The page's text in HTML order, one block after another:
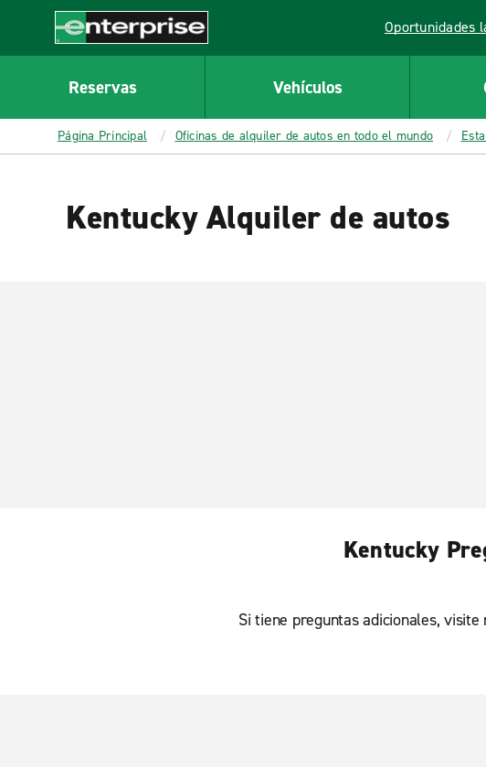
CONTENT
Enterprise
Oportunidades
Link opens in a
Reservas Vehículos
Página Principal Oficinas de alquiler de autos en todo el mundo
Kentucky Alquiler de autos
Kentucky
Si tiene preguntas adicionales,